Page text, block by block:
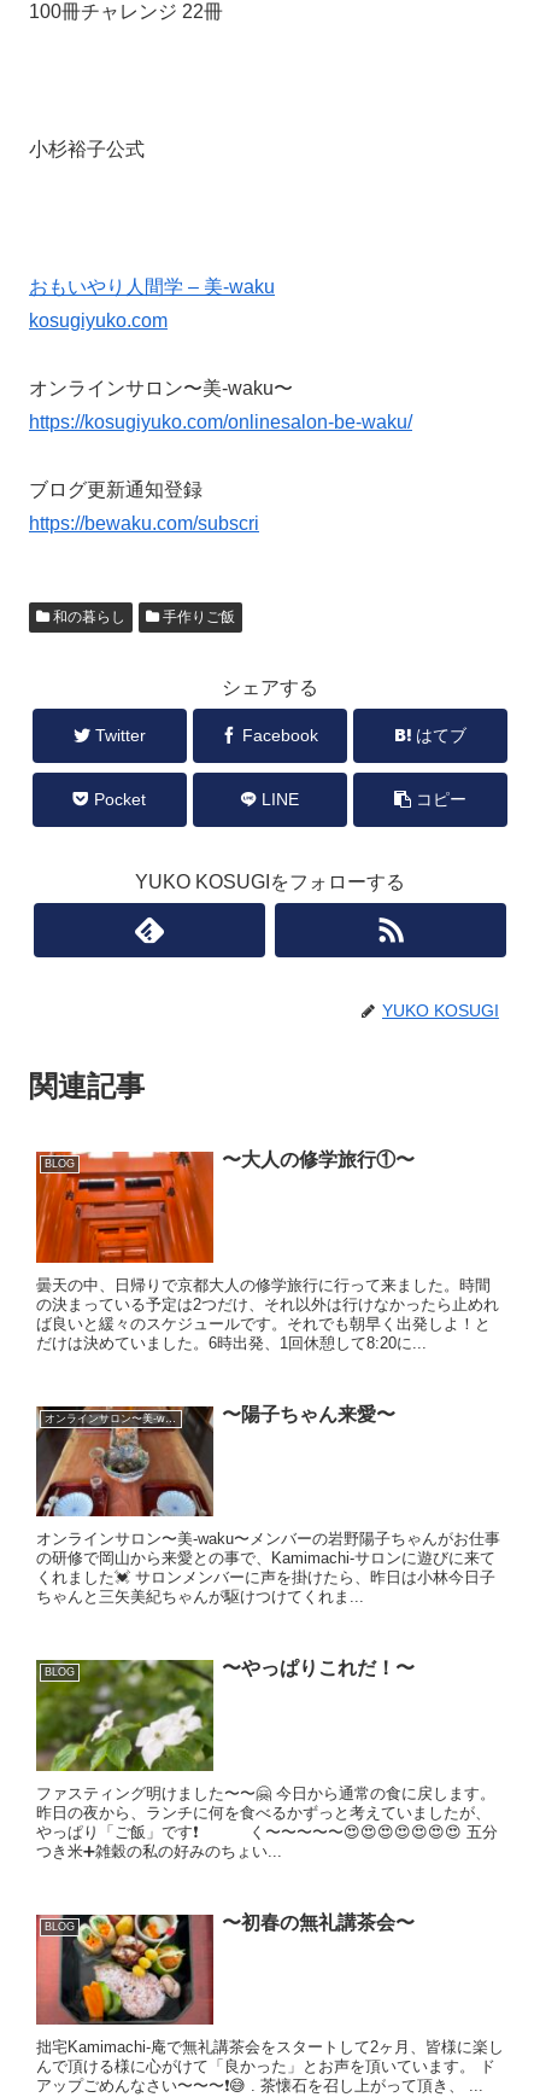
100冊チャレンジ 22冊
小杉裕子公式
おもいやり人間学 – 美-waku
kosugiyuko.com
オンラインサロン〜美-waku〜
https://kosugiyuko.com/onlinesalon-be-waku/
ブログ更新通知登録
https://bewaku.com/subscri
和の暮らし 手作りご飯
シェアする
Twitter Facebook はてブ
Pocket LINE コピー
YUKO KOSUGIをフォローする
YUKO KOSUGI
関連記事
BLOG 〜大人の修学旅行①〜
曇天の中、日帰りで京都大人の修学旅行に行って来ました。時間
の決まっている予定は2つだけ、それ以外は行けなかったら止めれ
ば良いと緩々のスケジュールです。それでも朝早く出発しよ！と
だけは決めていました。6時出発、1回休憩して8:20に...
オンラインサロン〜美-waku〜 〜陽子ちゃん来愛〜
オンラインサロン〜美-waku〜メンバーの岩野陽子ちゃんがお仕事
の研修で岡山から来愛との事で、Kamimachi-サロンに遊びに来て
くれました💓 サロンメンバーに声を掛けたら、昨日は小林今日子
ちゃんと三矢美紀ちゃんが駆けつけてくれま...
BLOG 〜やっぱりこれだ！〜
ファスティング明けました〜〜🤗 今日から通常の食に戻します。
昨日の夜から、ランチに何を食べるかずっと考えていましたが、
やっぱり「ご飯」です❗️ く〜〜〜〜〜😍😍😍😍😍😍😍 五分
つき米➕雑穀の私の好みのちょい...
BLOG 〜初春の無礼講茶会〜
拙宅Kamimachi-庵で無礼講茶会をスタートして2ヶ月、皆様に楽し
んで頂ける様に心がけて「良かった」とお声を頂いています。 ド
アップごめんなさい〜〜〜❗️😅 . 茶懐石を召し上がって頂き、 ...